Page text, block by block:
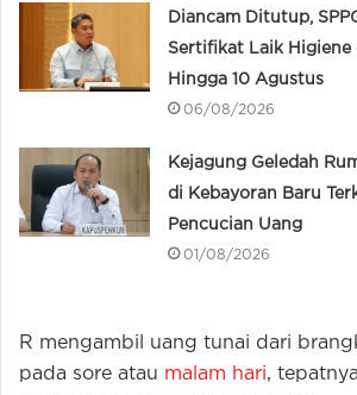
Diancam Ditutup,
Sertifikat Laik Higiene
Hingga 10 Agustus
06/08/2026
Kejagung Geledah
di Kebayoran Baru
Pencucian Uang
01/08/2026
R mengambil uang tunai dari
pada sore atau malam hari,